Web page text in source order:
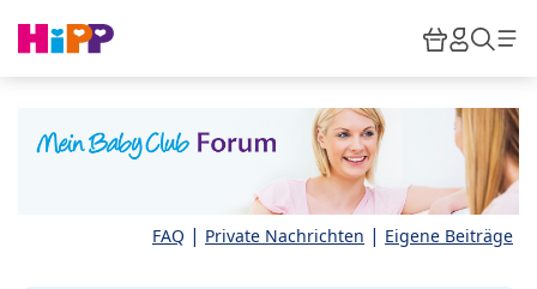
HiPP
FAQ | Private Nachrichten | Eigene Beiträge